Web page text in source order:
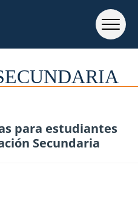
para estudiantes
Secundaria